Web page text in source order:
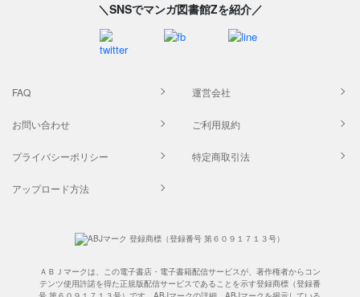
＼SNSでマンガ図書館Zを紹介／
FAQ 運営会社
お問い合わせ ご利用規約
プライバシーポリシー 特定商取引法
アップロード方法
ＡＢＪマークは、この電子書店・電子書籍配信サービスが、著作権者からコン
テンツ使用許諾を得た正規版配信サービスであることを示す登録商標（登録番